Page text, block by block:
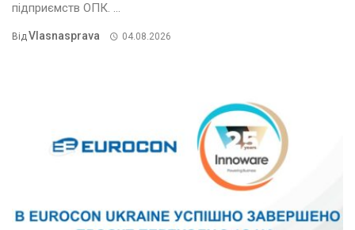
підприємств ОПК. ...
ВідVlasnasprava 04.08.2026